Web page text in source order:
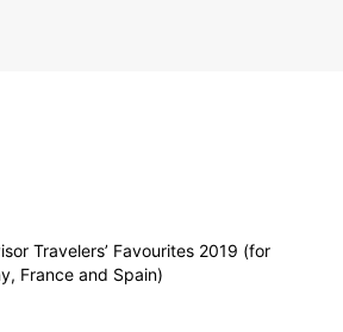
Travelers’ Favourites 2019 (for
France and Spain)